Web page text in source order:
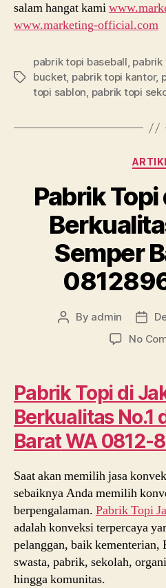
salam hangat kami
www.marketing-official.com
Tags
pabrik topi baseball, pabrik
bucket, pabrik topi kantor,
topi sablon, pabrik topi
Pabrik
Semper
Post
By admin
Post
date
No
Pabrik Topi di
Berkualitas No.1
BaratWA 0812-
Saat akan memilih jasa
sebaiknya Anda memilih
berpengalaman. Pabrik Topi
adalah konveksi terpercaya
pelanggan, baik kementerian,
swasta, pabrik, sekolah,
hingga komunitas.